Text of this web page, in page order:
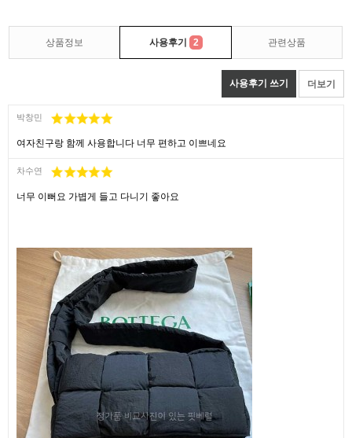
상품정보 사용후기 2 관련상품
사용후기 쓰기 더보기
박창민
여자친구랑 함께 사용합니다 너무 편하고 이쁘네요
차수연
너무 이뻐요 가볍게 들고 다니기 좋아요